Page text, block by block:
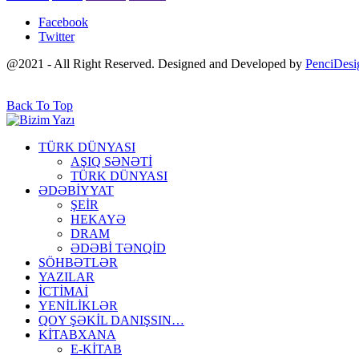
Facebook
Twitter
@2021 - All Right Reserved. Designed and Developed by
Back To Top
TÜRK DÜNYASI
AŞIQ SƏNƏTİ
TÜRK DÜNYASI
ƏDƏBİYYAT
ŞEİR
HEKAYƏ
DRAM
ƏDƏBİ TƏNQİD
SÖHBƏTLƏR
YAZILAR
İCTİMAİ
YENİLİKLƏR
QOY ŞƏKİL DANIŞSIN…
KİTABXANA
E-KİTAB